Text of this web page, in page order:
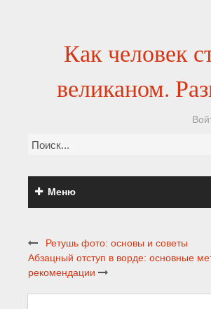
Как человек
великаном.
Меню
Ретушь фото: основы и советы
Абзацный отступ в ворде: основные
рекомендации